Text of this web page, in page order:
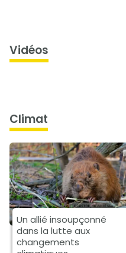
Vidéos
climat
Un allié insoupçonné
dans la lutte aux
changements